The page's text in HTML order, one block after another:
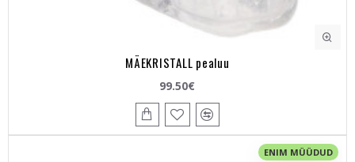
MÄEKRISTALL pealuu
99.50€
ENIM MÜÜDUD